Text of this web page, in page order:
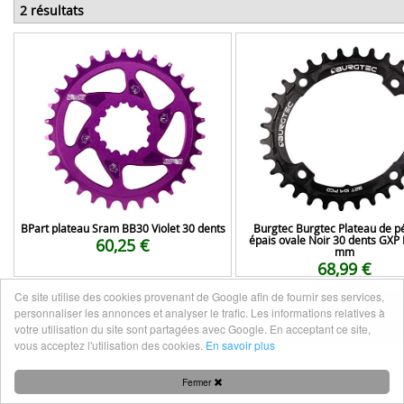
2 résultats
BPart plateau Sram BB30 Violet 30 dents
60,25 €
Burgtec Burgtec Plateau de
épais ovale Noir 30 dents GXP
mm
68,99 €
Mentions légales|Nous contacter
Fermer
Ce site utilise des cookies provenant de Google afin de fournir ses services,
personnaliser les annonces et analyser le trafic. Les informations relatives à
votre utilisation du site sont partagées avec Google. En acceptant ce site,
vous acceptez l'utilisation des cookies. En savoir plus